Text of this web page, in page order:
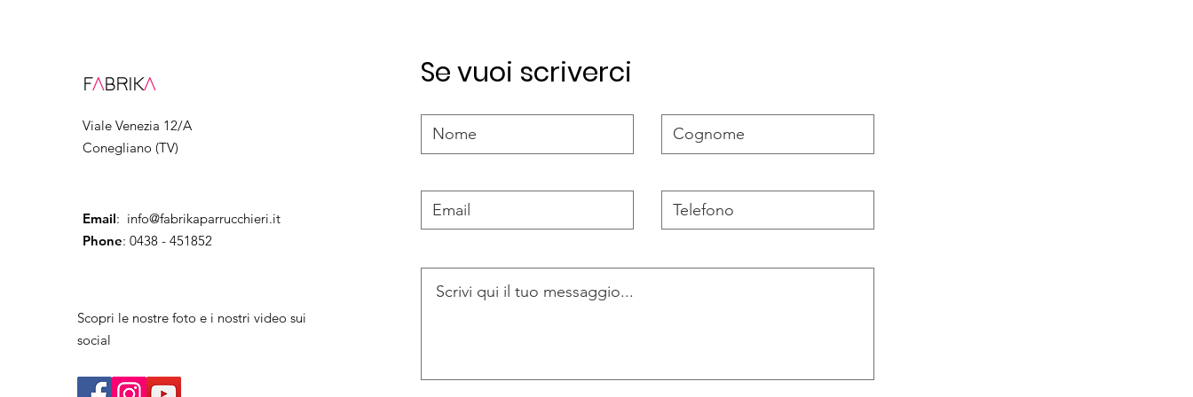
FABRIKA
Viale Venezia 12/A
Conegliano (TV)
Email: info@fabrikaparrucchieri.it
Phone: 0438 - 451852
Scopri le nostre foto e i nostri video sui
social
Se vuoi scriverci